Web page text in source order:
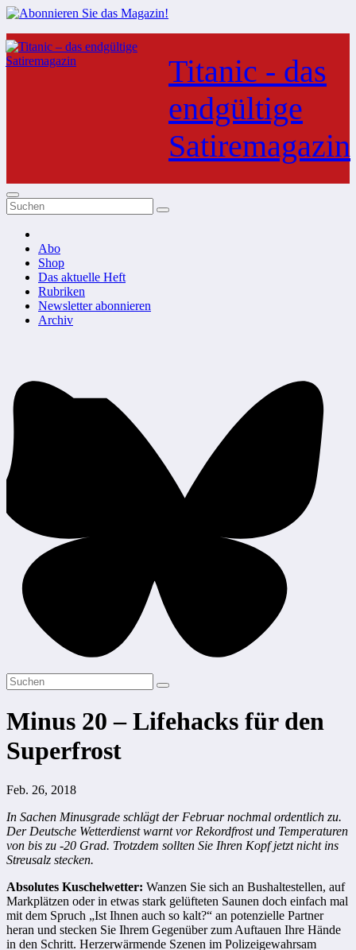
Zum
Inhalt
springen
Titanic - das
endgültige
Satiremagazin
Abo
Shop
Das aktuelle Heft
Rubriken
Newsletter abonnieren
Archiv
Minus 20 – Lifehacks für den
Superfrost
Feb. 26, 2018
In Sachen Minusgrade schlägt der Februar nochmal ordentlich zu.
Der Deutsche Wetterdienst warnt vor Rekordfrost und Temperaturen
von bis zu -20 Grad. Trotzdem sollten Sie Ihren Kopf jetzt nicht ins
Streusalz stecken.
Absolutes Kuschelwetter: Wanzen Sie sich an Bushaltestellen, auf
Markplätzen oder in etwas stark gelüfteten Saunen doch einfach mal
mit dem Spruch „Ist Ihnen auch so kalt?“ an potenzielle Partner
heran und stecken Sie Ihrem Gegenüber zum Auftauen Ihre Hände
in den Schritt. Herzerwärmende Szenen im Polizeigewahrsam